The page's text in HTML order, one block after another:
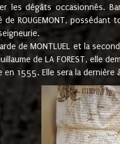
les dégâts occasionnés.
de ROUGEMONT,
de MONTLUEL et la
de LA FOREST, elle
1555. Elle sera la dernière